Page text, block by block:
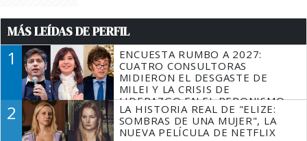
MÁS LEÍDAS DE PERFIL
1
ENCUESTA RUMBO A 2027:
CUATRO CONSULTORAS
MIDIERON EL DESGASTE DE
MILEI Y LA CRISIS DE
LIDERAZGO EN EL PERONISMO
2
LA HISTORIA REAL DE "ELIZE:
SOMBRAS DE UNA MUJER", LA
NUEVA PELÍCULA DE NETFLIX